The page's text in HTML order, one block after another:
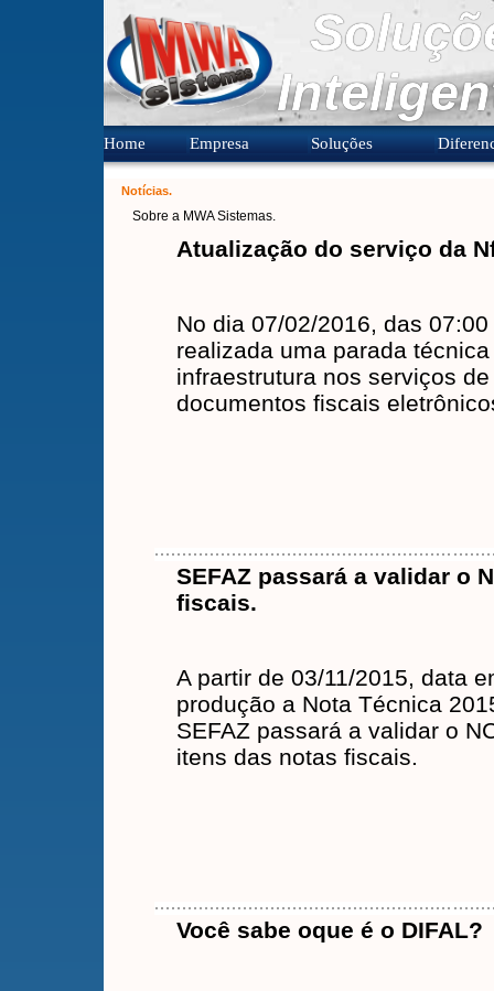
Home Empresa Soluções
Notícias.
Sobre a MWA Sistemas.
Atualização do serviço da
No dia 07/02/2016, das
realizada uma parada
infraestrutura nos serviços
documentos fiscais
SEFAZ passará a validar o
fiscais.
A partir de 03/11/2015, data
produção a Nota Técnica
SEFAZ passará a validar o
itens das notas fiscais.
Você sabe oque é o DIFAL?